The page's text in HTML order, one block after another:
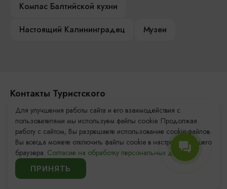
Компас Балтийской кухни
Настоящий Калининградец
Музеи
Контакты Туристского
информационного центра
+7 (4012) 555-200
8 (800) 200-55-39
info@visit-kaliningrad.ru
Для улучшения работы сайта и его взаимодействия с
пользователями мы используем файлы cookie. Продолжая
работу с сайтом, Вы разрешаете использование cookie-файлов.
Вы всегда можете отключить файлы cookie в настройках Вашего
браузера. Согласие на обработку персональных данных.
ПРИНЯТЬ